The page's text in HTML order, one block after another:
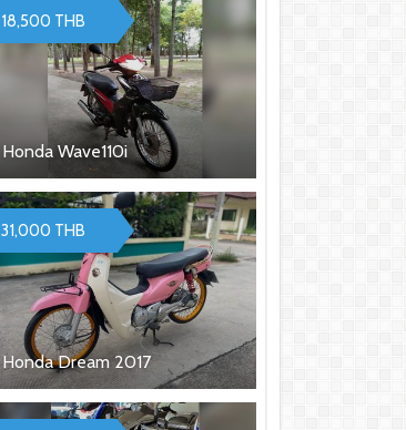
Honda Wave110i
18,500 THB
Honda Dream 2017
31,000 THB